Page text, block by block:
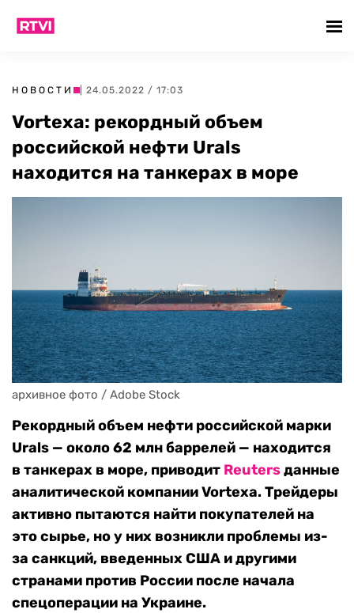
НОВОСТИ | 24.05.2022 / 17:03
Vortexa: рекордный объем
российской нефти Urals
находится на танкерах в море
архивное фото / Adobe Stock
Рекордный объем нефти российской марки
Urals — около 62 млн баррелей — находится
в танкерах в море, приводит Reutersданные
аналитической компании Vortexa. Трейдеры
активно пытаются найти покупателей на
это сырье, но у них возникли проблемы из-
за санкций, введенных США и другими
странами против России после начала
спецоперации на Украине.